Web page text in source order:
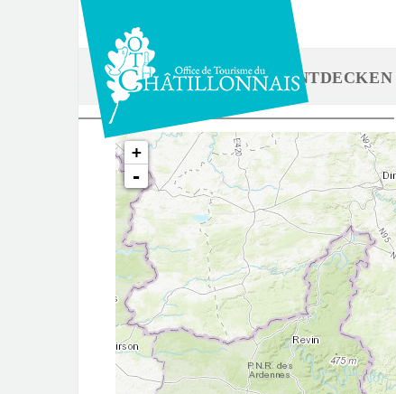
ENTDECKEN
Sie
sind
hier
+
-